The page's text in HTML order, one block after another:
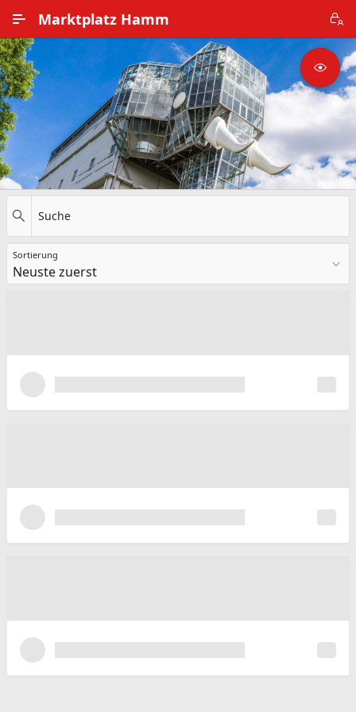
Marktplatz Hamm
Alle Ortsteile
Impressum
Nutzungsbedingungen
Datenschutz
Suche
Sortierung